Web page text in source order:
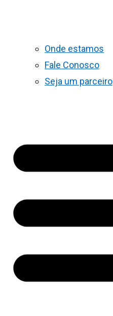
Onde estamos
Fale Conosco
Seja um parceiro